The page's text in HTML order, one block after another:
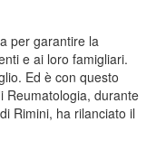
per garantire la
e ai loro famigliari.
Ed è con questo
Reumatologia, durante
Rimini, ha rilanciato il